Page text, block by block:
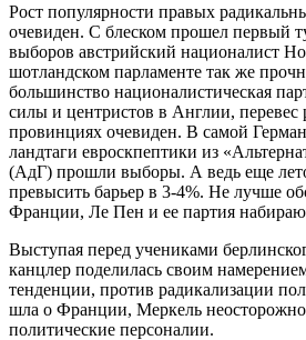
Рост популярности правых
очевиден. С блеском прошел первый
выборов австрийский националист
шотландском парламенте так же
большинство националистическая
силы и центристов в Англии, перевес
провинциях очевиден. В самой
ландтаги евроскпептики из
(АдГ) прошли выборы. А ведь еще
превысить барьер в 3-4%. Не лучше
Франции, Ле Пен и ее партия
Выступая перед учениками
канцлер поделилась своим
тенденции, против радикализации
шла о Франции, Меркель неосторожно
политические персоналии.